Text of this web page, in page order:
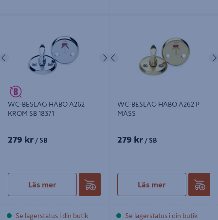
Föregående Nästa
WC-BESLAG HABO A262
KROM SB 18371
279 kr / SB
Läs mer
Se lagerstatus i din butik
Föregående
WC-BESLAG HABO A262 P
MÄSS
279 kr / SB
Läs mer
Se lagerstatus i din butik